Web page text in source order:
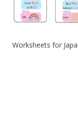
Worksheets for